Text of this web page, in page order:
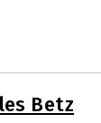
Betz